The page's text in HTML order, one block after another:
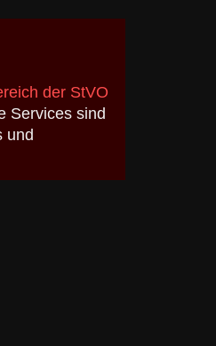
der StVO
Services sind
und